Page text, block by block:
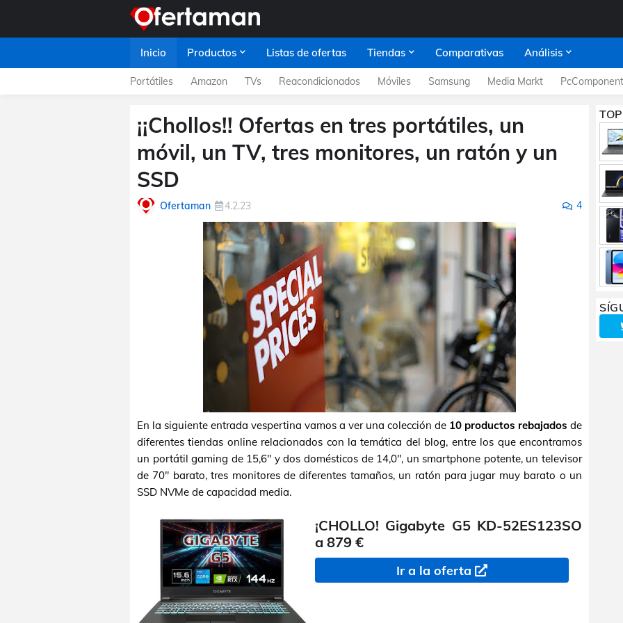
Inicio Productos Listas de ofertas Tiendas Comparativas Análisis
Portátiles Amazon TVs Reacondicionados Móviles Samsung Media Markt
¡¡Chollos!! Ofertas en tres portátiles, un
móvil, un TV, tres monitores, un ratón y un
SSD
Ofertaman 4.2.23 4
En la siguiente entrada vespertina vamos a ver una colección de 10 productos rebajados de
diferentes tiendas online relacionados con la temática del blog, entre los que encontramos
un portátil gaming de 15,6" y dos domésticos de 14,0", un smartphone potente, un televisor
de 70" barato, tres monitores de diferentes tamaños, un ratón para jugar muy barato o un
SSD NVMe de capacidad media.
¡CHOLLO! Gigabyte G5 KD-52ES123SO
a 879 €
Ir a la oferta